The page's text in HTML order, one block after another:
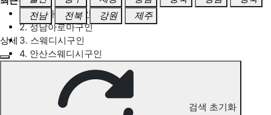
1. 일산마사지구인
2. 성남아로마구인
3. 스웨디시구인
4. 안산스웨디시구인
울산동구 마사지 구직정보
전남
전북 강원 제주
상세
검색 초기화